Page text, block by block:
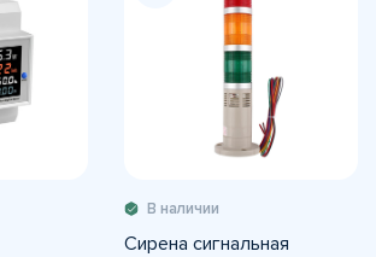
В наличии
Сирена сигнальная